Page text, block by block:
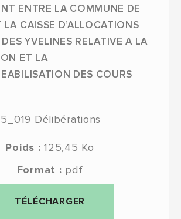
ENTRE LA COMMUNE DE
CAISSE D’ALLOCATIONS
YVELINES RELATIVE A LA
ET LA
DES COURS
Délibérations
Poids :125,45 Ko
Format : pdf
TÉLÉCHARGER